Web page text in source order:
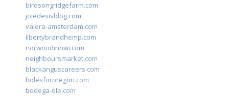
birdsongridgefarm.com
joiedevivblog.com
valera-amsterdam.com
libertybrandhemp.com
norwoodinnwi.com
neighboursmarket.com
blackanguscareers.com
bolesfororegon.com
bodega-ole.com